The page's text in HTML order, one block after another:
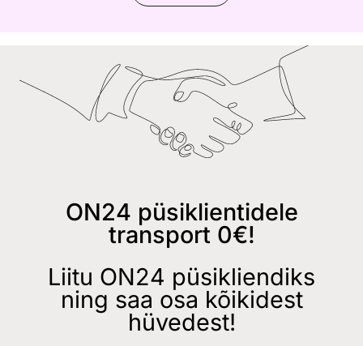
ON24 püsiklientidele
transport 0€!
Liitu ON24 püsikliendiks
ning saa osa kõikidest
hüvedest!